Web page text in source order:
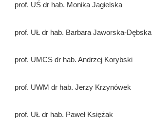
prof. UŚ dr hab. Monika Jagielska
prof. UŁ dr hab. Barbara Jaworska-Dębska
prof. UMCS dr hab. Andrzej Korybski
prof. UWM dr hab. Jerzy Krzynówek
prof. UŁ dr hab. Paweł Księżak